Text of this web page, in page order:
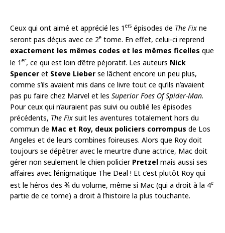
Ceux qui ont aimé et apprécié les 1 ers épisodes de The Fix ne
seront pas déçus avec ce 2e tome. En effet, celui-ci reprend
exactement les mêmes codes et les mêmes ficelles que
le 1 er, ce qui est loin d’être péjoratif. Les auteurs Nick
Spencer et Steve Lieber se lâchent encore un peu plus,
comme s’ils avaient mis dans ce livre tout ce qu’ils n’avaient
pas pu faire chez Marvel et les Superior Foes Of Spider-Man.
Pour ceux qui n’auraient pas suivi ou oublié les épisodes
précédents, The Fix suit les aventures totalement hors du
commun de Mac et Roy, deux policiers corrompus de Los
Angeles et de leurs combines foireuses. Alors que Roy doit
toujours se dépêtrer avec le meurtre d’une actrice, Mac doit
gérer non seulement le chien policier Pretzel mais aussi ses
affaires avec l’énigmatique The Deal ! Et c’est plutôt Roy qui
est le héros des ¾ du volume, même si Mac (qui a droit à la 4e
partie de ce tome) a droit à l’histoire la plus touchante.